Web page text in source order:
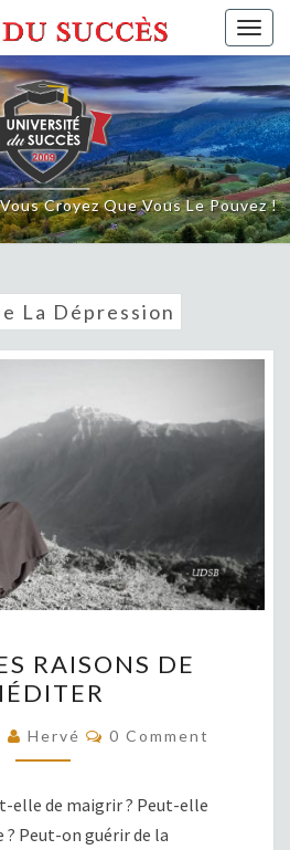
Croyez Que Vous Le Pouvez !
La Dépression
BONNES
RAISONS
DE
MÉDITER
RAISONS DE
Hervé COMMENTS
0 Comment
elle de maigrir ? Peut-elle
Peut-on guérir de la